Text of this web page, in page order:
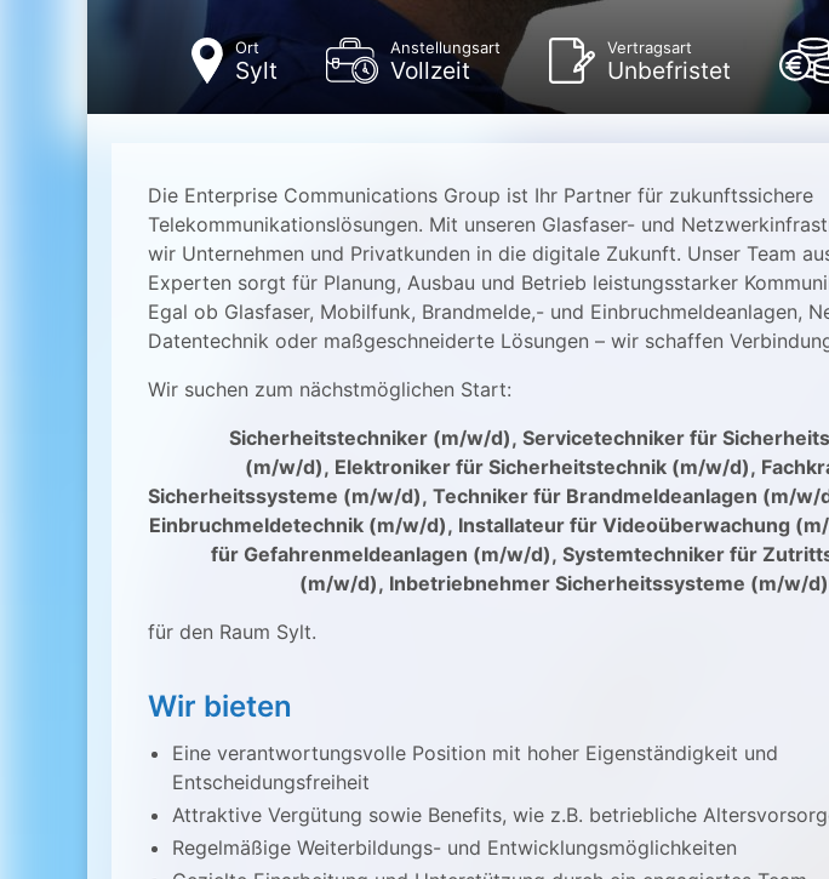
Ort
Sylt
Anstellungsart
Vollzeit
Vertragsart
Unbefristet
Die Enterprise Communications Group ist Ihr Partner für zukunftssichere
Telekommunikationslösungen. Mit unseren Glasfaser- und
wir Unternehmen und Privatkunden in die digitale Zukunft. Unser Team
Experten sorgt für Planung, Ausbau und Betrieb leistungsstarker
Egal ob Glasfaser, Mobilfunk, Brandmelde,- und Einbruchmeldeanlagen,
Datentechnik oder maßgeschneiderte Lösungen – wir schaffen
Wir suchen zum nächstmöglichen Start:
Sicherheitstechniker (m/w/d), Servicetechniker für
(m/w/d), Elektroniker für Sicherheitstechnik (m/w/d),
Sicherheitssysteme (m/w/d),Techniker für Brandmeldeanlagen (m/
Einbruchmeldetechnik (m/w/d), Installateur für Videoüberwachung
für Gefahrenmeldeanlagen (m/w/d), Systemtechniker für
(m/w/d), Inbetriebnehmer Sicherheitssysteme (m/w/d)
für den Raum Sylt.
Wir bieten
Eine verantwortungsvolle Position mit hoher Eigenständigkeit und
Entscheidungsfreiheit
Attraktive Vergütung sowie Benefits, wie z.B. betriebliche
Regelmäßige Weiterbildungs- und Entwicklungsmöglichkeiten